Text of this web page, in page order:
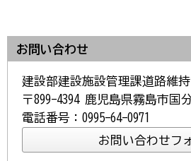
お問い合わせ
建設部建設施設管理課道路維
〒899-4394 鹿児島県霧島市国
電話番号：0995-64-0971